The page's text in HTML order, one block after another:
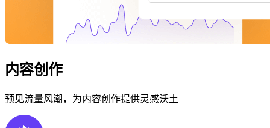
内容创作
预见流量风潮，为内容创作提供灵感沃土